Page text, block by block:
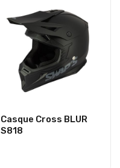
Casque Cross BLUR
S818